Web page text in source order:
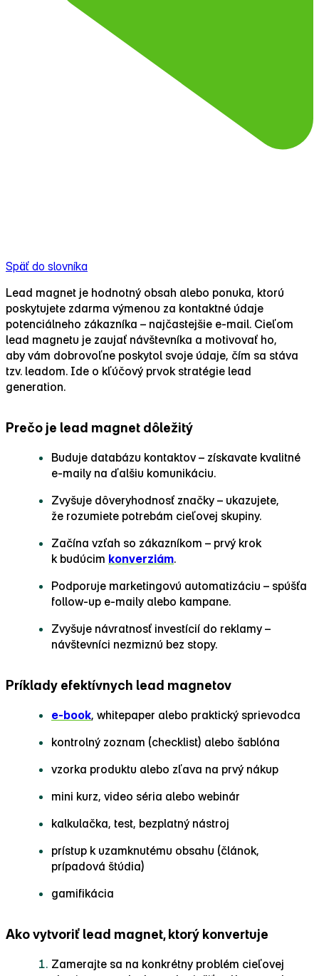
Späť do slovníka
Lead magnet je hodnotný obsah alebo ponuka, ktorú
poskytujete zdarma výmenou za kontaktné údaje
potenciálneho zákazníka – najčastejšie e‑mail. Cieľom
lead magnetu je zaujať návštevníka a motivovať ho,
aby vám dobrovoľne poskytol svoje údaje, čím sa stáva
tzv. leadom. Ide o kľúčový prvok stratégie lead
generation.
Prečo je lead magnet dôležitý
Buduje databázu kontaktov – získavate kvalitné
e‑maily na ďalšiu komunikáciu.
Zvyšuje dôveryhodnosť značky – ukazujete,
že rozumiete potrebám cieľovej skupiny.
Začína vzťah so zákazníkom – prvý krok
k budúcim konverziám.
Podporuje marketingovú automatizáciu – spúšťa
follow‑up e‑maily alebo kampane.
Zvyšuje návratnosť investícií do reklamy –
návštevníci nezmiznú bez stopy.
Príklady efektívnych lead magnetov
e‑book, whitepaper alebo praktický sprievodca
kontrolný zoznam (checklist) alebo šablóna
vzorka produktu alebo zľava na prvý nákup
mini kurz, video séria alebo webinár
kalkulačka, test, bezplatný nástroj
prístup k uzamknutému obsahu (článok,
prípadová štúdia)
gamifikácia
Ako vytvoriť lead magnet, ktorý konvertuje
Zamerajte sa na konkrétny problém cieľovej